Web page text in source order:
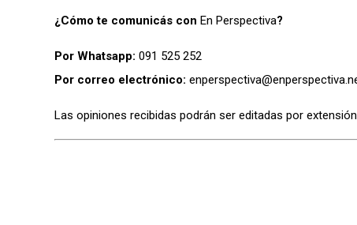
¿Cómo te comunicás con En Perspectiva?
Por Whatsapp: 091 525 252
Por correo electrónico:
Las opiniones recibidas podrán ser editadas por